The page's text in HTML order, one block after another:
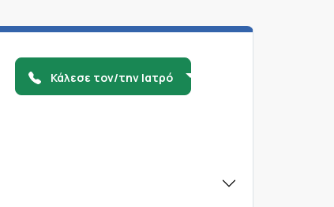
Κάλεσε τον/την Ιατρό